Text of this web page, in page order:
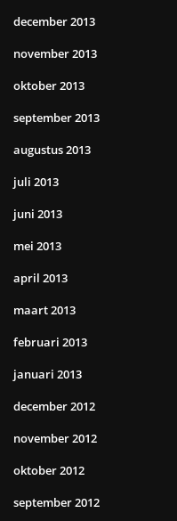
december 2013
november 2013
oktober 2013
september 2013
augustus 2013
juli 2013
juni 2013
mei 2013
april 2013
maart 2013
februari 2013
januari 2013
december 2012
november 2012
oktober 2012
september 2012